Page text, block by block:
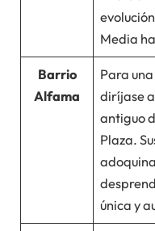
Media
Barrio
Alfama
Para
diríjase
antiguo
Plaza.
única y